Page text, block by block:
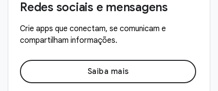
Redes sociais e mensagens
Crie apps que conectam, se comunicam e
compartilham informações.
Saiba mais